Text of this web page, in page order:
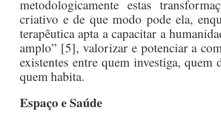
metodologicamente estas
criativo e de que modo pode ela,
terapêutica apta a capacitar a
amplo” [5], valorizar e potenciar a
existentes entre quem investiga, quem
quem habita.
Espaço e Saúde